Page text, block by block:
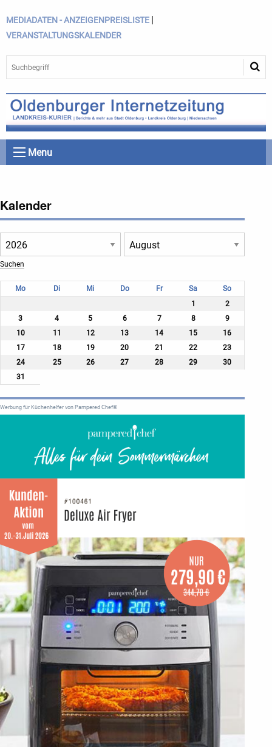
MEDIADATEN - ANZEIGENPREISLISTE |
VERANSTALTUNGSKALENDER
Menu
Kalender
Mo Di Mi Do Fr Sa
So
1
2
3
4 5 6 7 8
9
10
11 12 13 14 15
16
17
18 19 20 21 22
23
24
25 26 27 28 29
30
31
Werbung für Küchenhelfer von Pampered Chef®